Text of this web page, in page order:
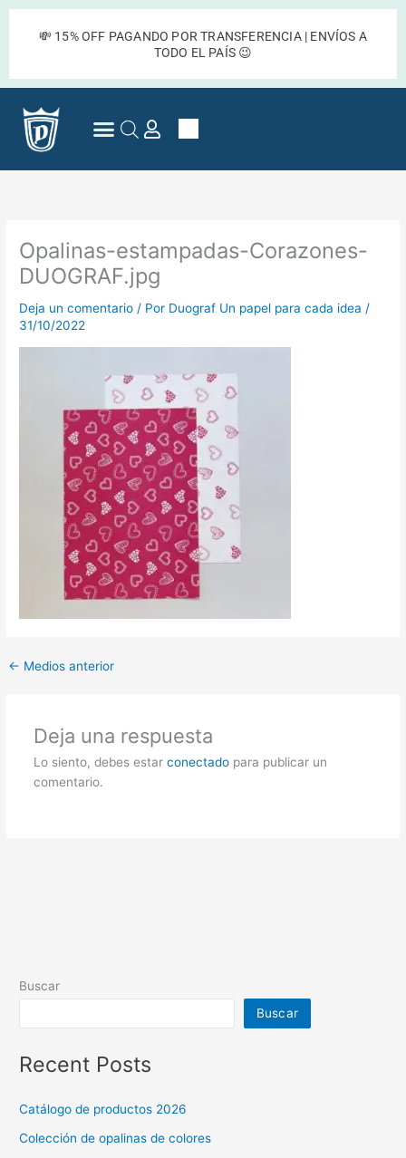
💸 15% OFF PAGANDO POR TRANSFERENCIA | ENVÍOS A
TODO EL PAÍS 😉
Cart
Opalinas-estampadas-Corazones-
DUOGRAF.jpg
Deja un comentario / Por Duograf Un papel para cada idea /
31/10/2022
← Medios anterior
Deja una respuesta
Lo siento, debes estar conectadopara publicar un
comentario.
Buscar
Buscar
Recent Posts
Catálogo de productos 2026
Colección de opalinas de colores